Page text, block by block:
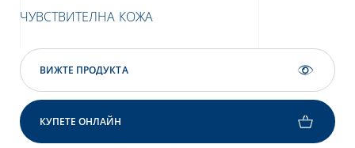
ЧУВСТВИТЕЛНА КОЖА
ВИЖТЕ ПРОДУКТА
КУПЕТЕ ОНЛАЙН